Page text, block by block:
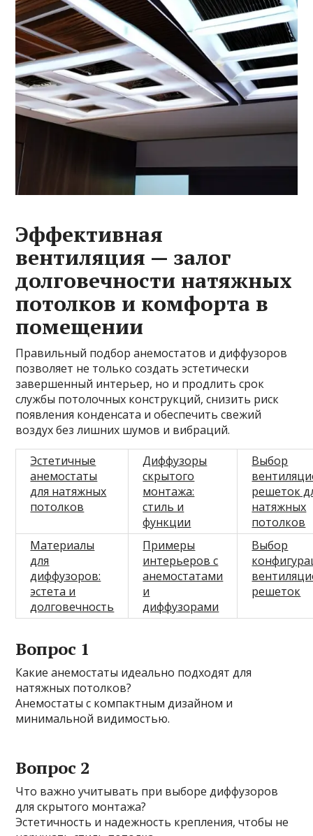
Эффективная
вентиляция — залог
долговечности натяжных
потолков и комфорта в
помещении
Правильный подбор анемостатов и диффузоров
позволяет не только создать эстетически
завершенный интерьер, но и продлить срок
службы потолочных конструкций, снизить риск
появления конденсата и обеспечить свежий
воздух без лишних шумов и вибраций.
Эстетичные
анемостаты
для натяжных
потолков
Диффузоры
скрытого
монтажа:
стиль и
функции
Выбор
решеток
натяжных
потолков
Материалы
для
диффузоров:
эстета и
долговечность
Примеры
интерьеров с
анемостатами
и
диффузорами
Выбор
решеток
Вопрос 1
Какие анемостаты идеально подходят для
натяжных потолков?
Анемостаты с компактным дизайном и
минимальной видимостью.
Вопрос 2
Что важно учитывать при выборе диффузоров
для скрытого монтажа?
Эстетичность и надежность крепления, чтобы не